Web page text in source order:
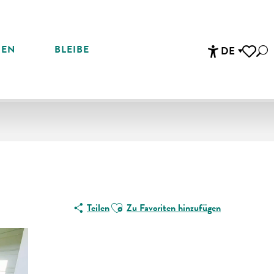
DE
BLEIBE
TeilenAjouter aux favoris
Zu Favoriten hinzufügen